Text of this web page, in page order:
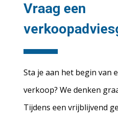
Vraag een
Sta je aan het begin van
verkoop? We denken
Tijdens een vrijblijvend